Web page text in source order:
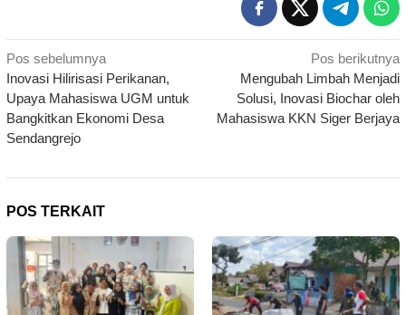
Navigasi
pos
Pos sebelumnya
Inovasi Hilirisasi Perikanan,
Upaya Mahasiswa UGM untuk
Bangkitkan Ekonomi Desa
Sendangrejo
Pos berikutnya
Mengubah Limbah Menjadi
Solusi, Inovasi Biochar oleh
Mahasiswa KKN Siger Berjaya
POS TERKAIT